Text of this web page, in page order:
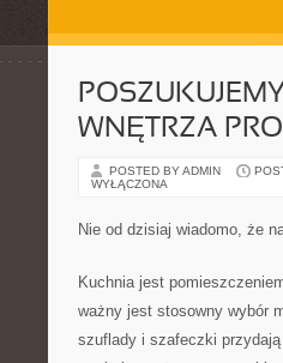
WNĘTRZA
POSTED BY ADMIN
WYŁĄCZONA
Nie od dzisiaj wiadomo, że
Kuchnia jest
ważny jest stosowny wybór
szuflady i szafeczki